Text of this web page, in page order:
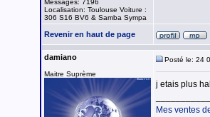
Messages: 7196
Localisation: Toulouse Voiture :
306 S16 BV6 & Samba Sympa
Revenir en haut de page
damiano
Maitre Suprème
Posté le: 24
j etais plus
Mes ventes